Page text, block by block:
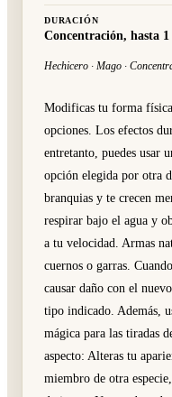
DURACIÓN
Concentración, hasta
Hechicero · Mago ·
Modificas tu forma
opciones. Los efectos
entretanto, puedes usar
opción elegida por otra
branquias y te crecen
respirar bajo el agua y
a tu velocidad. Armas
cuernos o garras.
causar daño con el
tipo indicado. Además,
mágica para las tiradas
aspecto: Alteras tu
miembro de otra